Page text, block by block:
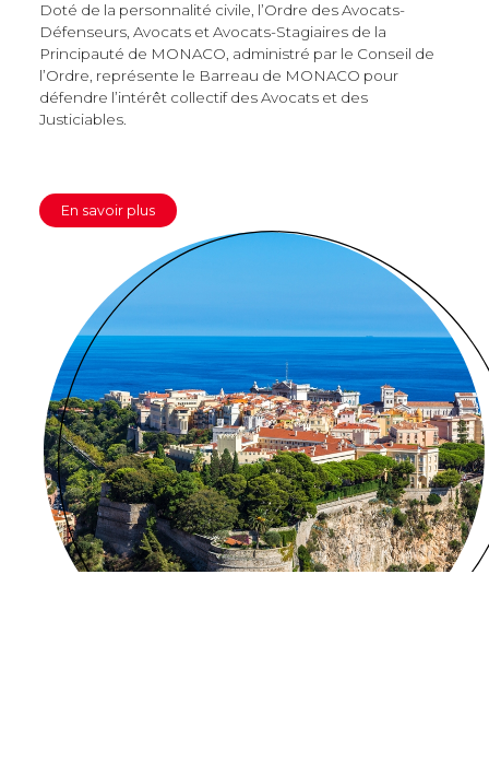
Doté de la personnalité civile, l’Ordre des Avocats-
Défenseurs, Avocats et Avocats-Stagiaires de la
Principauté de MONACO, administré par le Conseil de
l’Ordre, représente le Barreau de MONACO pour
défendre l’intérêt collectif des Avocats et des
Justiciables.
En savoir plus